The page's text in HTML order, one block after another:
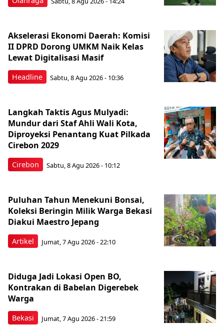
Headline
Akselerasi Ekonomi Daerah: Komisi
II DPRD Dorong UMKM Naik Kelas
Lewat Digitalisasi Masif
Sabtu, 8 Agu 2026 - 10:36
Cirebon
Langkah Taktis Agus Mulyadi:
Mundur dari Staf Ahli Wali Kota,
Diproyeksi Penantang Kuat Pilkada
Cirebon 2029
Sabtu, 8 Agu 2026 - 10:12
Artikel
Puluhan Tahun Menekuni Bonsai,
Koleksi Beringin Milik Warga Bekasi
Diakui Maestro Jepang
Jumat, 7 Agu 2026 - 22:10
Bekasi
Diduga Jadi Lokasi Open BO,
Kontrakan di Babelan Digerebek
Warga
Jumat, 7 Agu 2026 - 21:59